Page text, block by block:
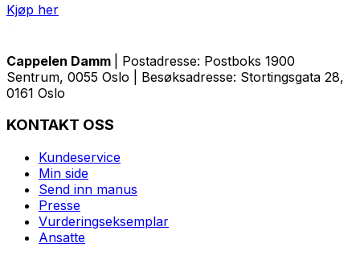
Kjøp her
Cappelen Damm
| Postadresse: Postboks 1900
Sentrum, 0055 Oslo | Besøksadresse: Stortingsgata 28,
0161 Oslo
KONTAKT OSS
Kundeservice
Min side
Send inn manus
Presse
Vurderingseksemplar
Ansatte